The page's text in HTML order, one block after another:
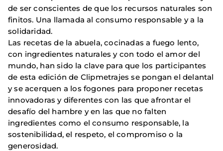
de ser conscientes de que los recursos naturales son
finitos. Una llamada al consumo responsable y a la
solidaridad.
Las recetas de la abuela, cocinadas a fuego lento,
con ingredientes naturales y con todo el amor del
mundo, han sido la clave para que los participantes
de esta edición de Clipmetrajes se pongan el delantal
y se acerquen a los fogones para proponer recetas
innovadoras y diferentes con las que afrontar el
desafío del hambre y en las que no falten
ingredientes como el consumo responsable, la
sostenibilidad, el respeto, el compromiso o la
generosidad.